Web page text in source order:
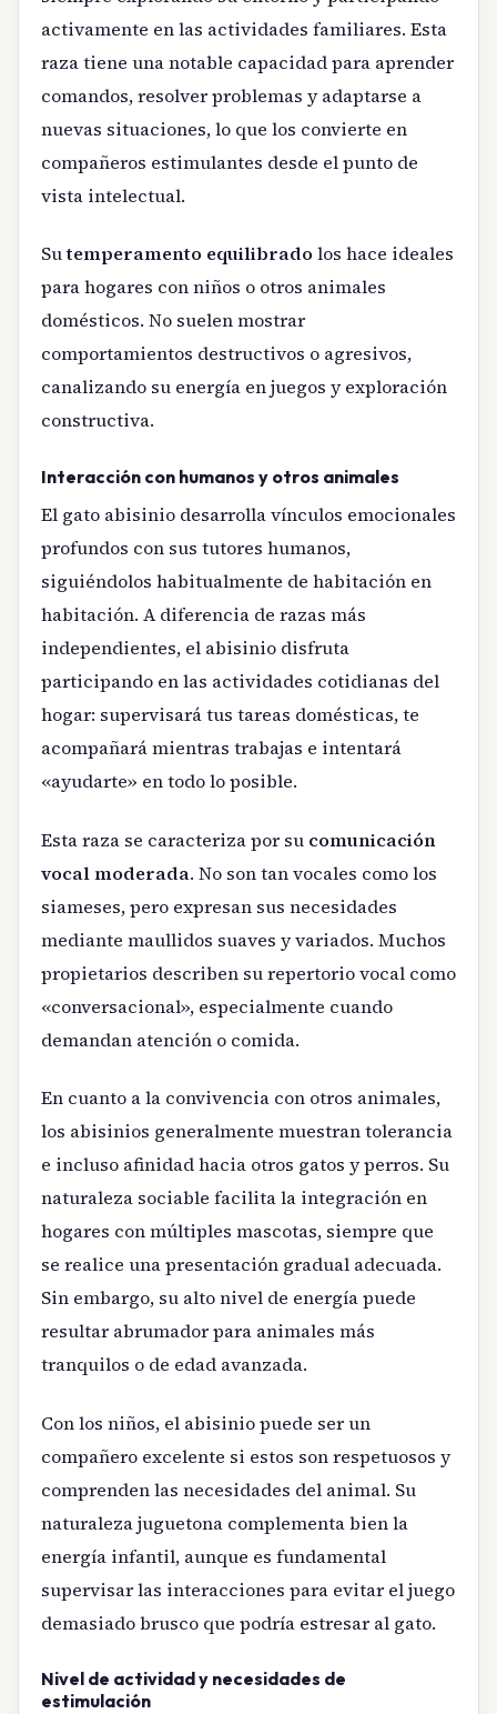
activamente en las actividades familiares. Esta
raza tiene una notable capacidad para aprender
comandos, resolver problemas y adaptarse a
nuevas situaciones, lo que los convierte en
compañeros estimulantes desde el punto de
vista intelectual.
Sutemperamento equilibrado los hace ideales
para hogares con niños o otros animales
domésticos. No suelen mostrar
comportamientos destructivos o agresivos,
canalizando su energía en juegos y exploración
constructiva.
Interacción con humanos y otros animales
El gato abisinio desarrolla vínculos emocionales
profundos con sus tutores humanos,
siguiéndolos habitualmente de habitación en
habitación. A diferencia de razas más
independientes, el abisinio disfruta
participando en las actividades cotidianas del
hogar: supervisará tus tareas domésticas, te
acompañará mientras trabajas e intentará
«ayudarte» en todo lo posible.
Esta raza se caracteriza por su comunicación
vocal moderada. No son tan vocales como los
siameses, pero expresan sus necesidades
mediante maullidos suaves y variados. Muchos
propietarios describen su repertorio vocal como
«conversacional», especialmente cuando
demandan atención o comida.
En cuanto a la convivencia con otros animales,
los abisinios generalmente muestran tolerancia
e incluso afinidad hacia otros gatos y perros. Su
naturaleza sociable facilita la integración en
hogares con múltiples mascotas, siempre que
se realice una presentación gradual adecuada.
Sin embargo, su alto nivel de energía puede
resultar abrumador para animales más
tranquilos o de edad avanzada.
Con los niños, el abisinio puede ser un
compañero excelente si estos son respetuosos y
comprenden las necesidades del animal. Su
naturaleza juguetona complementa bien la
energía infantil, aunque es fundamental
supervisar las interacciones para evitar el juego
demasiado brusco que podría estresar al gato.
Nivel de actividad y necesidades de
estimulación